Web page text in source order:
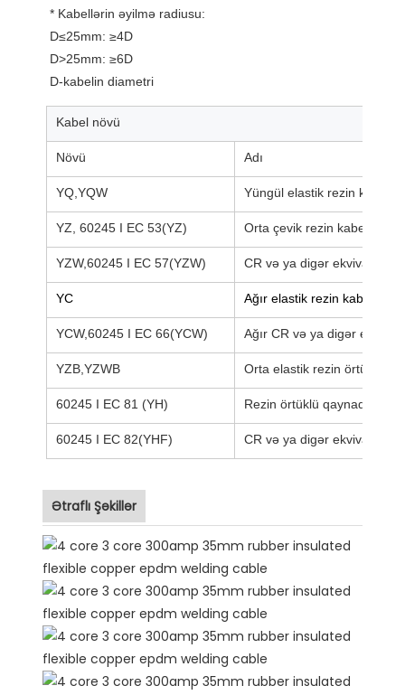
* Kabellərin əyilmə radiusu:
D≤25mm: ≥4D
D>25mm: ≥6D
D-kabelin diametri
Kabel növü
Növü Adı
YQ,YQW Yüngül elastik rezin kabel
YZ, 60245 I EC 53(YZ) Orta çevik rezin kabel,
YZW,60245 I EC 57(YZW) CR və ya digər ekvivalent
YC Ağır elastik rezin kabel
YCW,60245 I EC 66(YCW) Ağır CR və ya digər
YZB,YZWB Orta elastik rezin örtüklü
60245 I EC 81 (YH) Rezin örtüklü qaynaq kabeli
60245 I EC 82(YHF) CR və ya digər ekvivalent
Ətraflı Şəkillər